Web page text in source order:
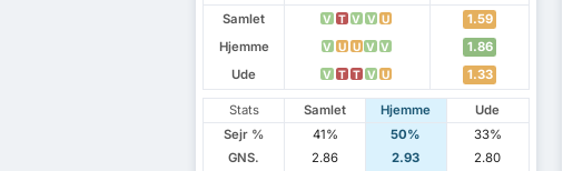
Samlet
V T V V U
1.59
Hjemme
V U U V V
1.86
Ude
V T T V U 1.33
Stats Samlet Hjemme
Ude
Sejr %
41% 50%
33%
GNS.
2.86 2.93
2.80